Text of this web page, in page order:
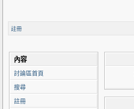
註冊
內容
討論區首頁
搜尋
註冊